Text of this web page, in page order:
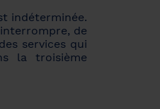
indéterminée.
de
services qui
la troisième